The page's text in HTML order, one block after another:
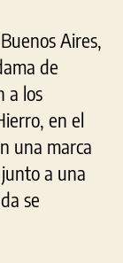
Aires,
de
a los
en el
una marca
a una
se